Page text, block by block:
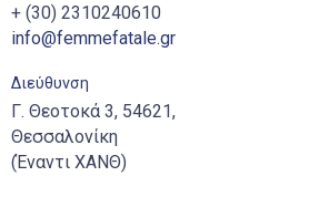
+ (30) 2310240610
info@femmefatale.gr
Διεύθυνση
Γ. Θεοτοκά 3, 54621,
Θεσσαλονίκη
(Έναντι ΧΑΝΘ)